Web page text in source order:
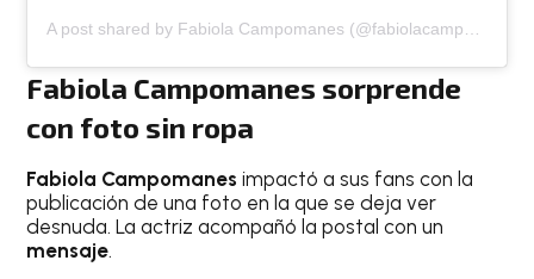
Fabiola Campomanes sorprende
con foto sin ropa
Fabiola Campomanesimpactó a sus fans con la
publicación de una foto en la que se deja ver
desnuda. La actriz acompañó la postal con un
mensaje.